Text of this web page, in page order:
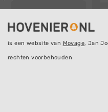
is een website van Movage, Jan
rechten voorbehouden